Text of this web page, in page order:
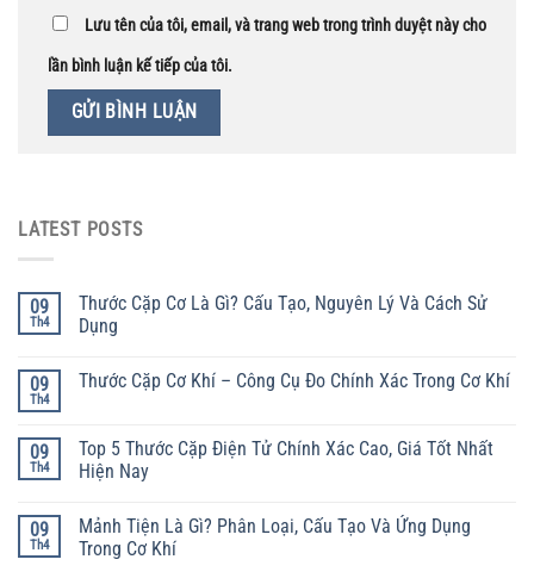
Lưu tên của tôi, email, và trang web trong trình duyệt này cho
lần bình luận kế tiếp của tôi.
LATEST POSTS
09
Th4
Thước Cặp Cơ Là Gì? Cấu Tạo, Nguyên Lý Và Cách Sử
Dụng
09
Th4
Thước Cặp Cơ Khí – Công Cụ Đo Chính Xác Trong Cơ Khí
09
Th4
Top 5 Thước Cặp Điện Tử Chính Xác Cao, Giá Tốt Nhất
Hiện Nay
09
Th4
Mảnh Tiện Là Gì? Phân Loại, Cấu Tạo Và Ứng Dụng
Trong Cơ Khí